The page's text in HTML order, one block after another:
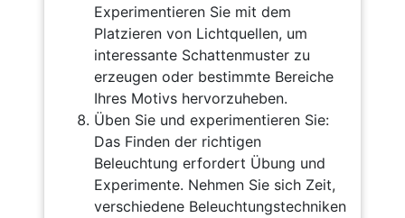
Experimentieren Sie mit dem
Platzieren von Lichtquellen, um
interessante Schattenmuster zu
erzeugen oder bestimmte Bereiche
Ihres Motivs hervorzuheben.
Üben Sie und experimentieren Sie:
Das Finden der richtigen
Beleuchtung erfordert Übung und
Experimente. Nehmen Sie sich Zeit,
verschiedene Beleuchtungstechniken